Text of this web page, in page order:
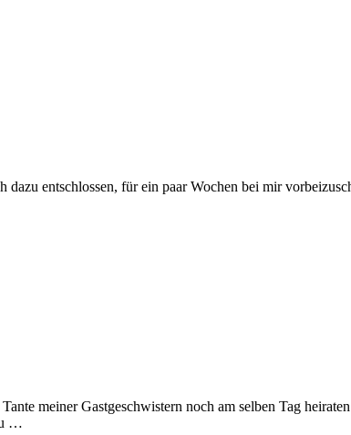
entschlossen, für ein paar Wochen bei mir
meiner Gastgeschwistern noch am selben Tag
…